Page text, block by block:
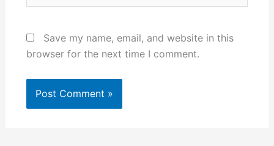
Save my name, email, and website in this
browser for the next time I comment.